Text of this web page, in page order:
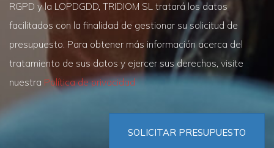
RGPD y la LOPDGDD, TRIDIOM SL tratará los datos
facilitados con la finalidad de gestionar su solicitud de
presupuesto. Para obtener más información acerca del
tratamiento de sus datos y ejercer sus derechos, visite
nuestra Política de privacidad
SOLICITAR PRESUPUESTO